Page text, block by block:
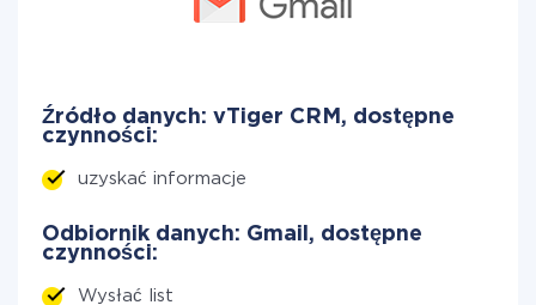
Źródło danych: vTiger CRM, dostępne
czynności:
uzyskać informacje
Odbiornik danych: Gmail, dostępne
czynności:
Wysłać list